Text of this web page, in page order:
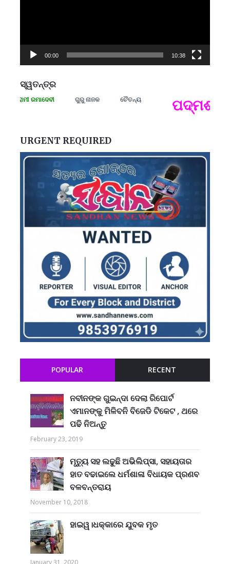
00:00 10:38
ସ୍ୱତନ୍ତ୍ର
ରମାଦେବୀ ଗୁରୁ ନାନକ ଚୈତନ୍ୟ ପଦ୍ମଶ୍ରୀ
URGENT REQUIRED
POPULAR RECENT
ନବୀନଙ୍କ ଗୁଇନ୍ଦା ଦେଲା ରିପୋର୍ଟ
ଏମାନଙ୍କୁ ମିଳିବନି ବିଜେଡି ଟିକେଟ , ଥରେ
ପଢି ନିଅନ୍ତୁ
February 23, 2019
ମୃତ୍ୟୁ ସହ ଲଢୁଛି ଅଭିଲିପ୍ସା, ସହାୟତାର
ହାତ ବଢାଇଲେ ଧର୍ମଶାଳା ବିଧାୟକ ପ୍ରଣବ
ବଳବନ୍ତରାୟ
November 10, 2018
ହାଇୱ।ଧକ୍କାରେ ଯୁବକ ମୃତ
January 31, 2020